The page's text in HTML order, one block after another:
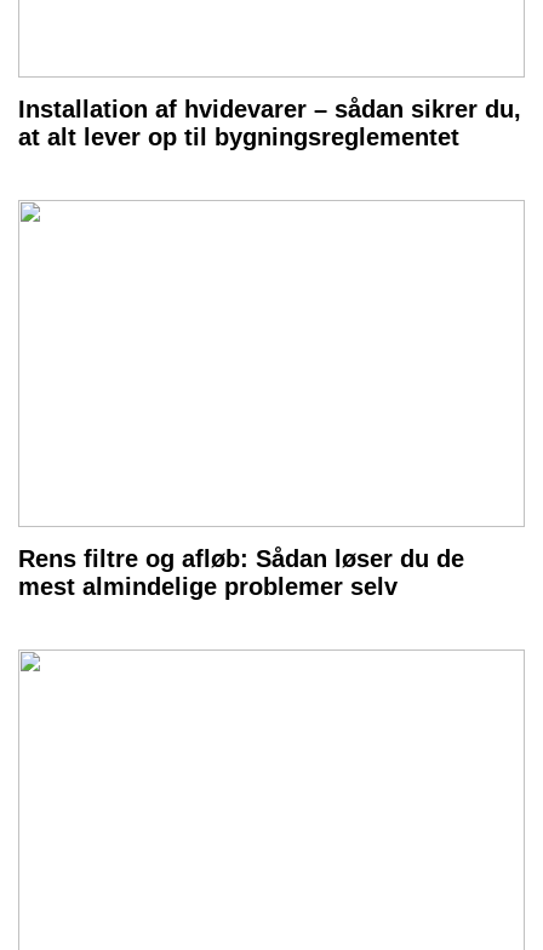
Installation af hvidevarer – sådan sikrer du,
at alt lever op til bygningsreglementet
Rens filtre og afløb: Sådan løser du de
mest almindelige problemer selv